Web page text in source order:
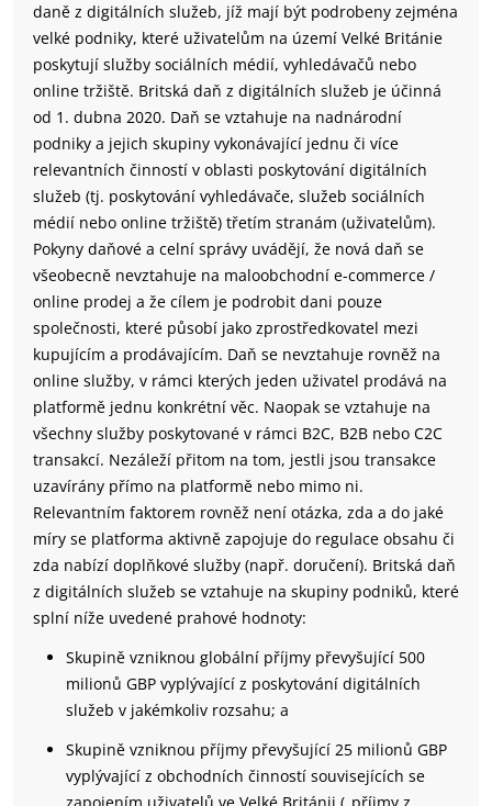
daně z digitálních služeb, jíž mají být podrobeny zejména
velké podniky, které uživatelům na území Velké Británie
poskytují služby sociálních médií, vyhledávačů nebo
online tržiště. Britská daň z digitálních služeb je účinná
od 1. dubna 2020. Daň se vztahuje na nadnárodní
podniky a jejich skupiny vykonávající jednu či více
relevantních činností v oblasti poskytování digitálních
služeb (tj. poskytování vyhledávače, služeb sociálních
médií nebo online tržiště) třetím stranám (uživatelům).
Pokyny daňové a celní správy uvádějí, že nová daň se
všeobecně nevztahuje na maloobchodní e-commerce /
online prodej a že cílem je podrobit dani pouze
společnosti, které působí jako zprostředkovatel mezi
kupujícím a prodávajícím. Daň se nevztahuje rovněž na
online služby, v rámci kterých jeden uživatel prodává na
platformě jednu konkrétní věc. Naopak se vztahuje na
všechny služby poskytované v rámci B2C, B2B nebo C2C
transakcí. Nezáleží přitom na tom, jestli jsou transakce
uzavírány přímo na platformě nebo mimo ni.
Relevantním faktorem rovněž není otázka, zda a do jaké
míry se platforma aktivně zapojuje do regulace obsahu či
zda nabízí doplňkové služby (např. doručení). Britská daň
z digitálních služeb se vztahuje na skupiny podniků, které
splní níže uvedené prahové hodnoty:
Skupině vzniknou globální příjmy převyšující 500
milionů GBP vyplývající z poskytování digitálních
služeb v jakémkoliv rozsahu; a
Skupině vzniknou příjmy převyšující 25 milionů GBP
vyplývající z obchodních činností souvisejících se